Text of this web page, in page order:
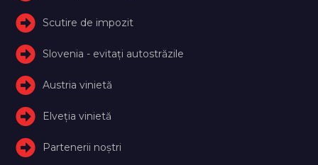
Scutire de impozit
Slovenia - evitați autostrăzile
Austria vinietă
Elveţia vinietă
Partenerii noștri